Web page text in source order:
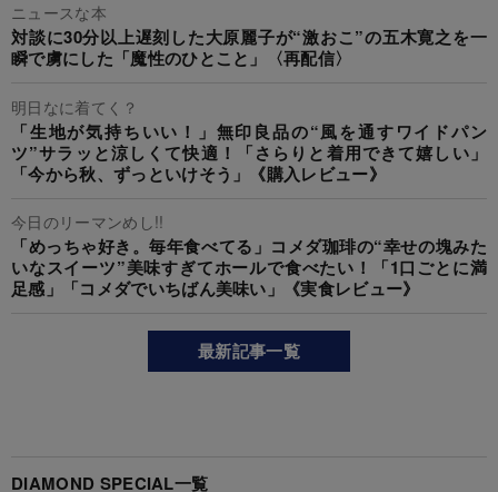
ニュースな本
対談に30分以上遅刻した大原麗子が“激おこ”の五木寛之を一
瞬で虜にした「魔性のひとこと」〈再配信〉
明日なに着てく？
「生地が気持ちいい！」無印良品の“風を通すワイドパン
ツ”サラッと涼しくて快適！「さらりと着用できて嬉しい」
「今から秋、ずっといけそう」《購入レビュー》
今日のリーマンめし!!
「めっちゃ好き。毎年食べてる」コメダ珈琲の“幸せの塊みた
いなスイーツ”美味すぎてホールで食べたい！「1口ごとに満
足感」「コメダでいちばん美味い」《実食レビュー》
最新記事一覧
DIAMOND SPECIAL一覧